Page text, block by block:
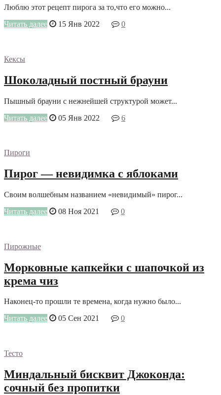
Люблю этот рецепт пирога за то,что его можно...
Читать далее
15 Янв 2022 0
Кексы
Шоколадный постный брауни
Пышный брауни с нежнейшей структурой может...
Читать далее
05 Янв 2022 6
Пироги
Пирог — невидимка с яблоками
Своим волшебным названием «невидимый» пирог...
Читать далее
08 Ноя 2021 0
Пирожные
Морковные капкейки с шапочкой из
крема чиз
Наконец-то прошли те времена, когда нужно было...
Читать далее
05 Сен 2021 0
Тесто
Миндальный бисквит Джоконда:
сочный без пропитки